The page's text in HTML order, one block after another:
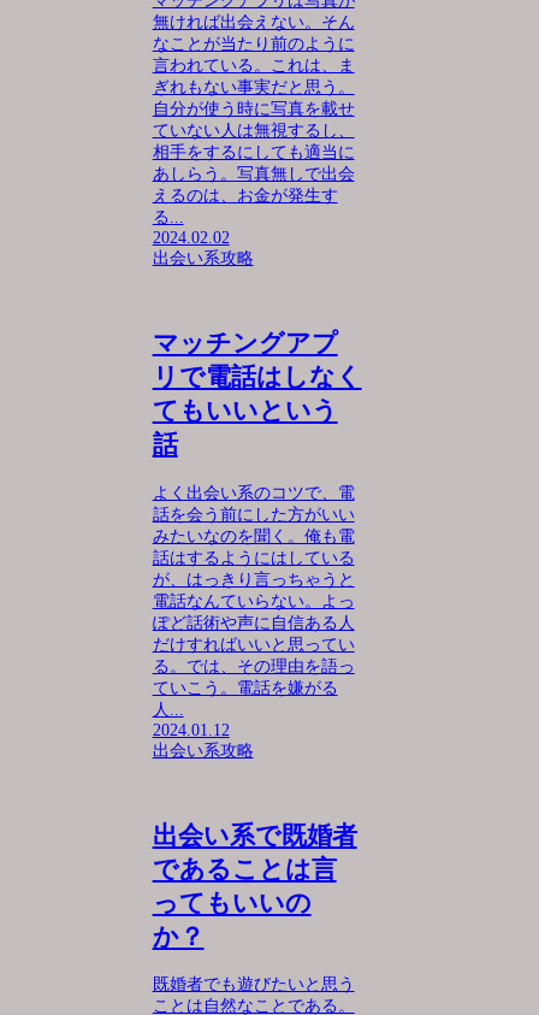
無ければ出会えない。そん
なことが当たり前のように
言われている。これは、ま
ぎれもない事実だと思う。
自分が使う時に写真を載せ
ていない人は無視するし、
相手をするにしても適当に
あしらう。写真無しで出会
えるのは、お金が発生す
る...
2024.02.02
出会い系攻略
マッチングアプ
リで電話はしなく
てもいいという
話
よく出会い系のコツで、電
話を会う前にした方がいい
みたいなのを聞く。俺も電
話はするようにはしている
が、はっきり言っちゃうと
電話なんていらない。よっ
ぽど話術や声に自信ある人
だけすればいいと思ってい
る。では、その理由を語っ
ていこう。電話を嫌がる
人...
2024.01.12
出会い系攻略
出会い系で既婚者
であることは言
ってもいいの
か？
既婚者でも遊びたいと思う
ことは自然なことである。